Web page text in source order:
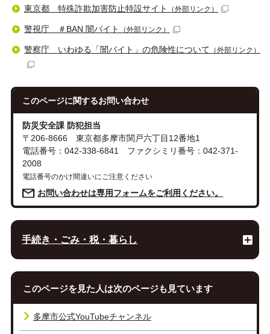
東京都 特殊詐欺加害防止特設サイト （外部リンク）
警視庁 ＃BAN 闇バイト （外部リンク）
警察庁 いわゆる「闇バイト」の危険性について （外部リンク）
このページに関するお問い合わせ
防災安全課 防犯担当
〒206-8666 東京都多摩市関戸六丁目12番地1
電話番号：042-338-6841 ファクシミリ番号：042-371-
2008
電話番号のかけ間違いにご注意ください
お問い合わせは専用フォームをご利用ください。
手続き・ごみ・税・暮らし
このページを見た人は次のページも見ています
多摩市公式YouTubeチャンネル